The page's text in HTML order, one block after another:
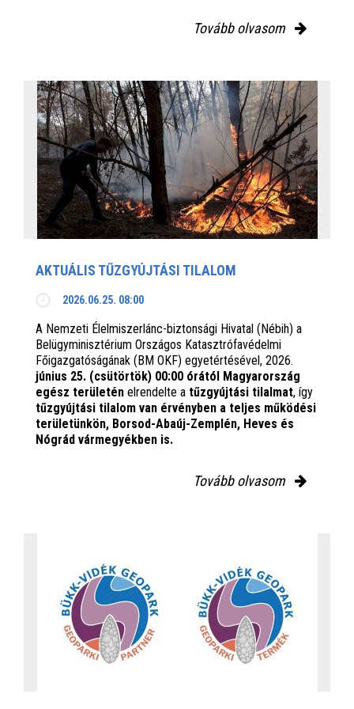
Tovább olvasom
AKTUÁLIS TŰZGYÚJTÁSI TILALOM
2026.06.25. 08:00
A Nemzeti Élelmiszerlánc-biztonsági Hivatal (Nébih) a
Belügyminisztérium Országos Katasztrófavédelmi
Főigazgatóságának (BM OKF) egyetértésével, 2026.
június 25. (csütörtök) 00:00 órától Magyarország
egész területén elrendelte a tűzgyújtási tilalmat, így
tűzgyújtási tilalom van érvényben a teljes működési
területünkön, Borsod-Abaúj-Zemplén, Heves és
Nógrád vármegyékben is.
Tovább olvasom